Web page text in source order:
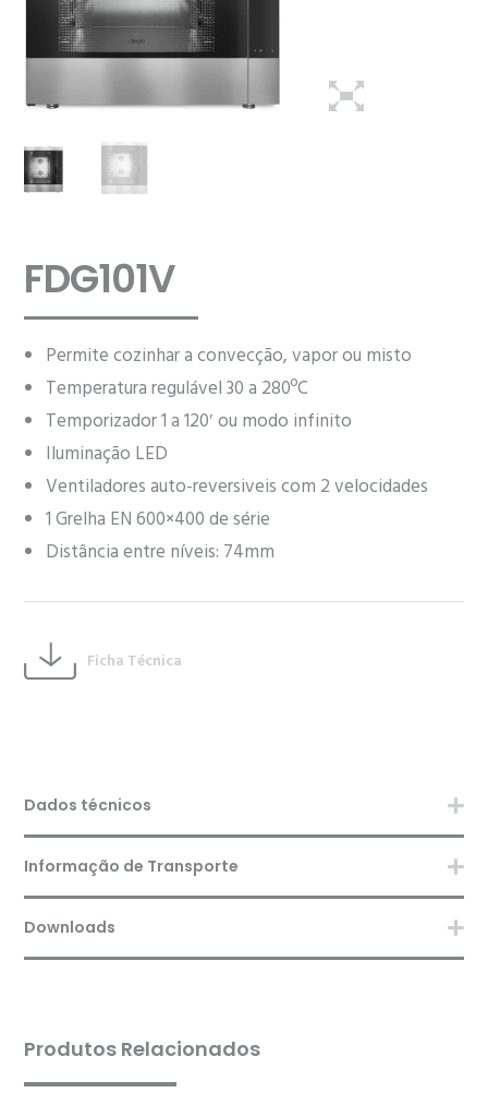
FDG101V
Permite cozinhar a convecção, vapor ou misto
Temperatura regulável 30 a 280ºC
Temporizador 1 a 120′ ou modo infinito
Iluminação LED
Ventiladores auto-reversiveis com 2 velocidades
1 Grelha EN 600×400 de série
Distância entre níveis: 74mm
Ficha Técnica
Dados técnicos
Informação de Transporte
Downloads
Produtos Relacionados